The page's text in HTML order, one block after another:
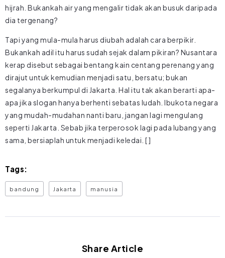
hijrah. Bukankah air yang mengalir tidak akan busuk daripada
dia tergenang?
Tapi yang mula-mula harus diubah adalah cara berpikir.
Bukankah adil itu harus sudah sejak dalam pikiran? Nusantara
kerap disebut sebagai bentang kain centang perenang yang
dirajut untuk kemudian menjadi satu, bersatu; bukan
segalanya berkumpul di Jakarta. Hal itu tak akan berarti apa-
apa jika slogan hanya berhenti sebatas ludah. Ibukota negara
yang mudah-mudahan nanti baru, jangan lagi mengulang
seperti Jakarta. Sebab jika terperosok lagi pada lubang yang
sama, bersiaplah untuk menjadi keledai. [ ]
Tags:
bandung Jakarta manusia
Share Article